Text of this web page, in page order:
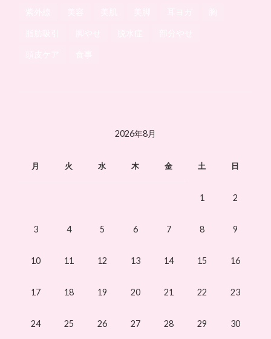
2026年8月
月 火 水 木 金 土 日
1 2
3 4 5 6 7 8 9
10 11 12 13 14 15 16
17 18 19 20 21 22 23
24 25 26 27 28 29 30